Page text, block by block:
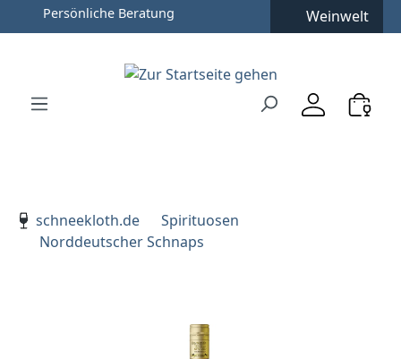
Zum Hauptinhalt springen
Zur Hauptnavigation springen
Persönliche Beratung Weinwelt
schneekloth.de
Spirituosen
Norddeutscher Schnaps
Bildergalerie überspringen